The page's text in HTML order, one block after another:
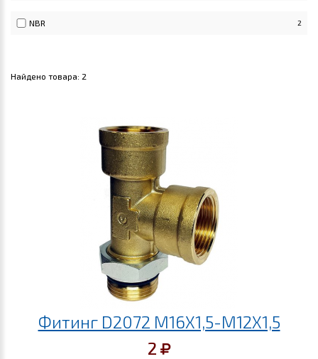
NBR 2
Найдено товара: 2
Фитинг D2072 M16X1,5-M12X1,5
2